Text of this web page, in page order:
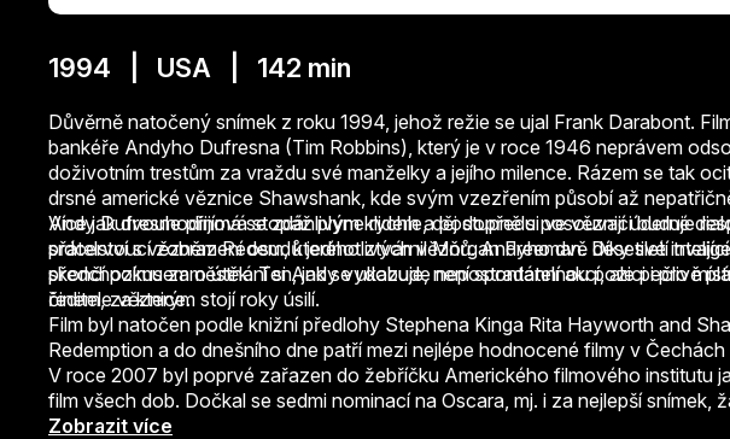
1994 | USA | 142 min
Důvěrně natočený snímek z roku 1994, jehož režie se ujal Frank Darabont.
bankéře Andyho Dufresna (Tim Robbins), který je v roce 1946 neprávem
doživotním trestům za vraždu své manželky a jejího milence. Rázem se tak
drsné americké věznice Shawshank, kde svým vzezřením působí až
Andy Dufresne přijímá se zdánlivým klidem a postupně si ve věznici buduje
přátelství s vězněm Redem, kterého ztvárnil Morgan Freeman. Díky své
předchozímu zaměstnání si Andy vydobude nepostradatelnou pozici i pro
ředitele věznice.
Více jak dvouhodinová stopáž plyne rychle, děj dopředu posouvají úderné
srdcervoucí zobrazení osudů jednotlivých vězňů. Andyho dvě desetiletí
skončí pokusem o útěk. Ten, jak se ukazuje, není spontánní akcí, ale pečlivě
činem, za kterým stojí roky úsilí.
Film byl natočen podle knižní předlohy Stephena Kinga Rita Hayworth and
Redemption a do dnešního dne patří mezi nejlépe hodnocené filmy v Čechách
V roce 2007 byl poprvé zařazen do žebříčku Amerického filmového institutu
film všech dob. Dočkal se sedmi nominací na Oscara, mj. i za nejlepší snímek,
neproměnil. To se může po zhlédnutí zdát neuvěřitelné, je ale potřeba
Zobrazit více